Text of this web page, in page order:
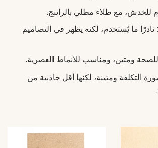
للخدش، مع طلاء مطلي بالراتنج.
ما يُستخدم، لكنه يظهر في التصاميم
ومتين، ومناسب للأنماط العصرية.
التكلفة ومتينة، لكنها أقل جاذبية من